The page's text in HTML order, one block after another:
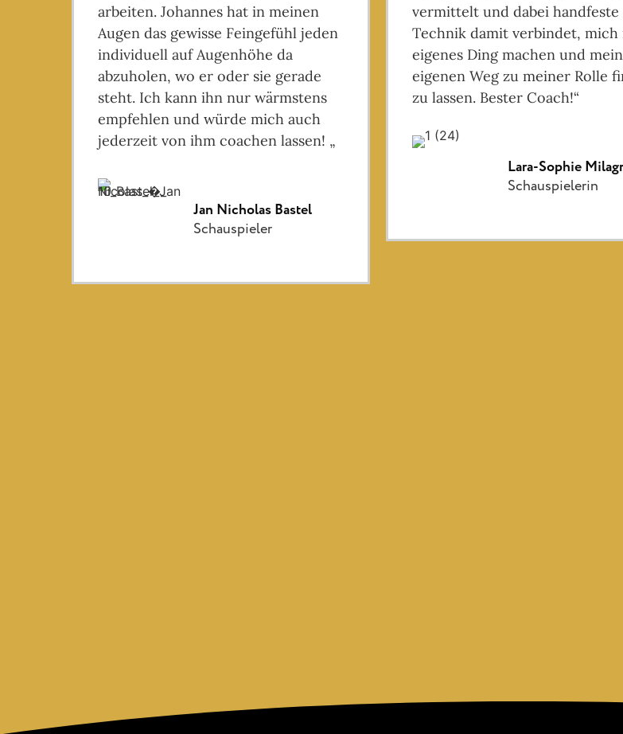
arbeiten. Johannes hat in meinen
Augen das gewisse Feingefühl jeden
individuell auf Augenhöhe da
abzuholen, wo er oder sie gerade
steht. Ich kann ihn nur wärmstens
empfehlen und würde mich auch
jederzeit von ihm coachen lassen! „
Jan Nicholas Bastel
Schauspieler
vermittelt und dabei handfeste
Technik damit verbindet, mich
eigenes Ding machen und
eigenen Weg zu meiner Rolle
zu lassen. Bester Coach!“
Lara-Sophie
Schauspielerin